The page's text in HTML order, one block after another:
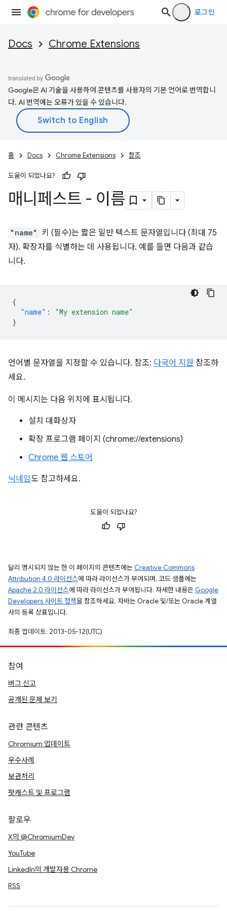
로그인
Docs Chrome Extensions
Google은 AI 기술을 사용하여 콘텐츠를 사용자의 기본 언어로 번역합니
다. AI 번역에는 오류가 있을 수 있습니다.
홈 Docs Chrome Extensions 참조
도움이 되었나요?
매니페스트 - 이름
"name"
키 (필수)는 짧은 일반 텍스트 문자열입니다 (최대 75
자). 확장자를 식별하는 데 사용됩니다. 예를 들면 다음과 같습
니다.
{
"name" :
"My extension name"
}
언어별 문자열을 지정할 수 있습니다. 참조: 다국어 지원 참조하
세요.
이 메시지는 다음 위치에 표시됩니다.
설치 대화상자
확장 프로그램 페이지 (chrome://extensions)
Chrome 웹 스토어
닉네임도 참고하세요.
도움이 되었나요?
달리 명시되지 않는 한 이 페이지의 콘텐츠에는 Creative Commons
Attribution 4.0 라이선스에 따라 라이선스가 부여되며, 코드 샘플에는
Apache 2.0 라이선스에 따라 라이선스가 부여됩니다. 자세한 내용은 Google
Developers 사이트 정책을 참조하세요. 자바는 Oracle 및/또는 Oracle 계열
사의 등록 상표입니다.
최종 업데이트: 2013-05-12(UTC)
참여
버그 신고
공개된 문제 보기
관련 콘텐츠
Chromium 업데이트
우수사례
보관처리
팟캐스트 및 프로그램
팔로우
X의 @ChromiumDev
YouTube
LinkedIn의 개발자용 Chrome
RSS